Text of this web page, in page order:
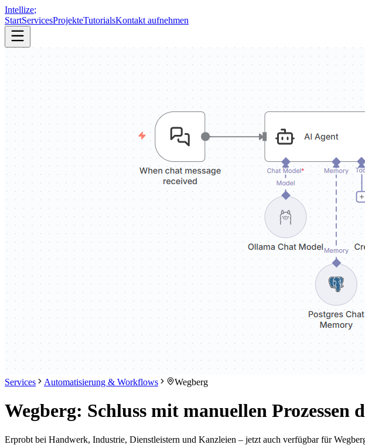
Intellize;
StartServicesProjekteTutorialsKontakt aufnehmen
Services Automatisierung & Workflows Wegberg
Wegberg: Schluss mit manuellen
Erprobt bei Handwerk, Industrie, Dienstleistern und Kanzleien – jetzt auch verfügbar für